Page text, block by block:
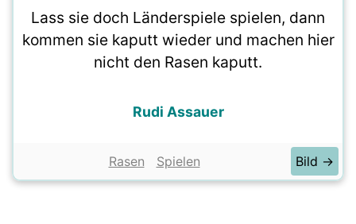
Lass sie doch Länderspiele spielen, dann
kommen sie kaputt wieder und machen hier
nicht den Rasen kaputt.
Rudi Assauer
Rasen Spielen Bild →